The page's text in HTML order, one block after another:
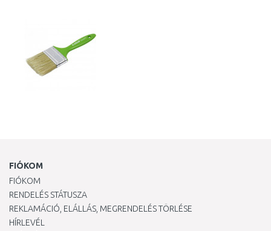
FIÓKOM
FIÓKOM
RENDELÉS STÁTUSZA
REKLAMÁCIÓ, ELÁLLÁS, MEGRENDELÉS TÖRLÉSE
HÍRLEVÉL